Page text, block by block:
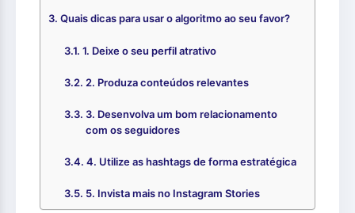
Quais dicas para usar o algoritmo ao seu favor?
1. Deixe o seu perfil atrativo
2. Produza conteúdos relevantes
3. Desenvolva um bom relacionamento
com os seguidores
4. Utilize as hashtags de forma estratégica
5. Invista mais no Instagram Stories